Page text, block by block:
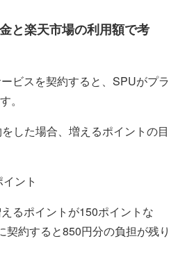
と楽天市場の利用額で考
ビスを契約すると、SPUがプラ
。
した場合、増えるポイントの目
ント
るポイントが150ポイントな
契約すると850円分の負担が残り